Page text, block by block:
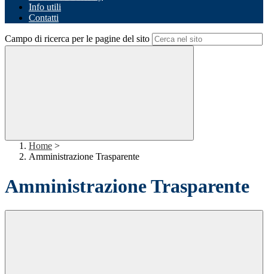
Info utili
Contatti
Campo di ricerca per le pagine del sito
Home >
Amministrazione Trasparente
Amministrazione Trasparente